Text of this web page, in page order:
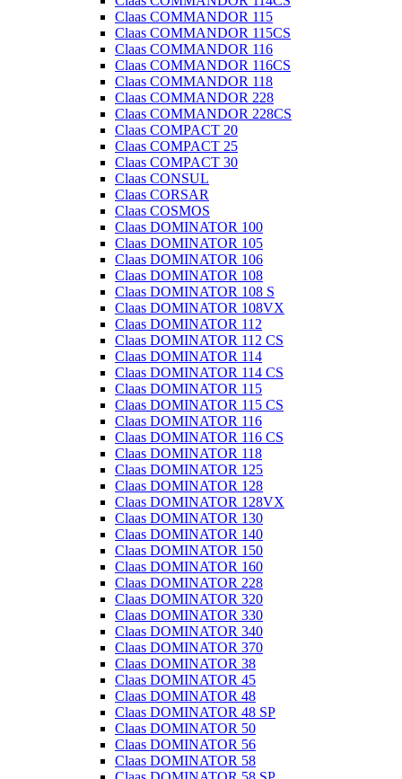
Claas COMMANDOR 115
Claas COMMANDOR 115CS
Claas COMMANDOR 116
Claas COMMANDOR 116CS
Claas COMMANDOR 118
Claas COMMANDOR 228
Claas COMMANDOR 228CS
Claas COMPACT 20
Claas COMPACT 25
Claas COMPACT 30
Claas CONSUL
Claas CORSAR
Claas COSMOS
Claas DOMINATOR 100
Claas DOMINATOR 105
Claas DOMINATOR 106
Claas DOMINATOR 108
Claas DOMINATOR 108 S
Claas DOMINATOR 108VX
Claas DOMINATOR 112
Claas DOMINATOR 112 CS
Claas DOMINATOR 114
Claas DOMINATOR 114 CS
Claas DOMINATOR 115
Claas DOMINATOR 115 CS
Claas DOMINATOR 116
Claas DOMINATOR 116 CS
Claas DOMINATOR 118
Claas DOMINATOR 125
Claas DOMINATOR 128
Claas DOMINATOR 128VX
Claas DOMINATOR 130
Claas DOMINATOR 140
Claas DOMINATOR 150
Claas DOMINATOR 160
Claas DOMINATOR 228
Claas DOMINATOR 320
Claas DOMINATOR 330
Claas DOMINATOR 340
Claas DOMINATOR 370
Claas DOMINATOR 38
Claas DOMINATOR 45
Claas DOMINATOR 48
Claas DOMINATOR 48 SP
Claas DOMINATOR 50
Claas DOMINATOR 56
Claas DOMINATOR 58